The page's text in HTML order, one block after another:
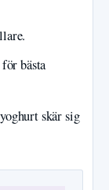
bästa
skär sig